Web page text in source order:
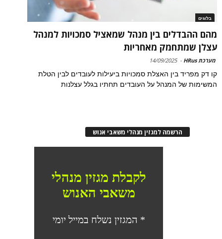
בלוגים
מהם ההבדלים בין מנהל שמאציל סמכויות למנהל
עצלן שמתחמק מאחריות
מערכת HRus -
14/09/2025
קו דק מפריד בין האצלת סמכויות ביעילות לעובדים לבין הטלת
המשימות של המנהל על העובדים תחתיו בגלל עצלנות
הרשמה למגזין מנהלי משאבי אנוש